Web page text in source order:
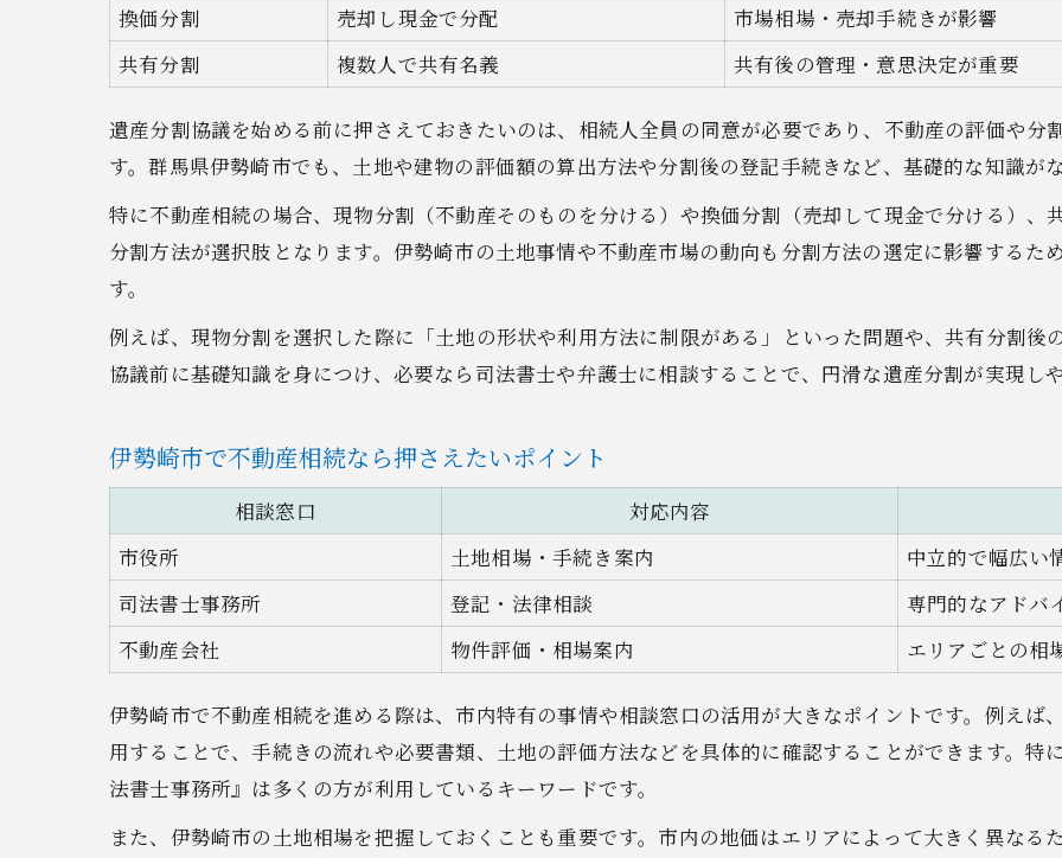
費用負担を抑えるための相談先選びの工夫
予約方法や相談時間の比較ポイント
家族で不動産相続を進める話し合いの進め方
意見が対立した場合の解決アプローチ
換価分割
売却し現金で分配
市場相場・売却手続きが影響
共有分割
複数人で共有名義 共有後の管理・意思決定が重要
遺産分割協議を始める前に押さえておきたいのは、相続人全員の同意が必要であり、不動産の評価や分
す。群馬県伊勢崎市でも、土地や建物の評価額の算出方法や分割後の登記手続きなど、基礎的な知識が
特に不動産相続の場合、現物分割（不動産そのものを分ける）や換価分割（売却して現金で分ける）、
分割方法が選択肢となります。伊勢崎市の土地事情や不動産市場の動向も分割方法の選定に影響するた
す。
例えば、現物分割を選択した際に「土地の形状や利用方法に制限がある」といった問題や、共有分割後
協議前に基礎知識を身につけ、必要なら司法書士や弁護士に相談することで、円滑な遺産分割が実現しや
伊勢崎市で不動産相続なら押さえたいポイント
相談窓口 対応内容
市役所
土地相場・手続き案内
中立的で幅広い
司法書士事務所
登記・法律相談
専門的なアドバ
不動産会社
物件評価・相場案内 エリアごとの相
伊勢崎市で不動産相続を進める際は、市内特有の事情や相談窓口の活用が大きなポイントです。例えば
用することで、手続きの流れや必要書類、土地の評価方法などを具体的に確認することができます。特
法書士事務所』は多くの方が利用しているキーワードです。
また、伊勢崎市の土地相場を把握しておくことも重要です。市内の地価はエリアによって大きく異なる